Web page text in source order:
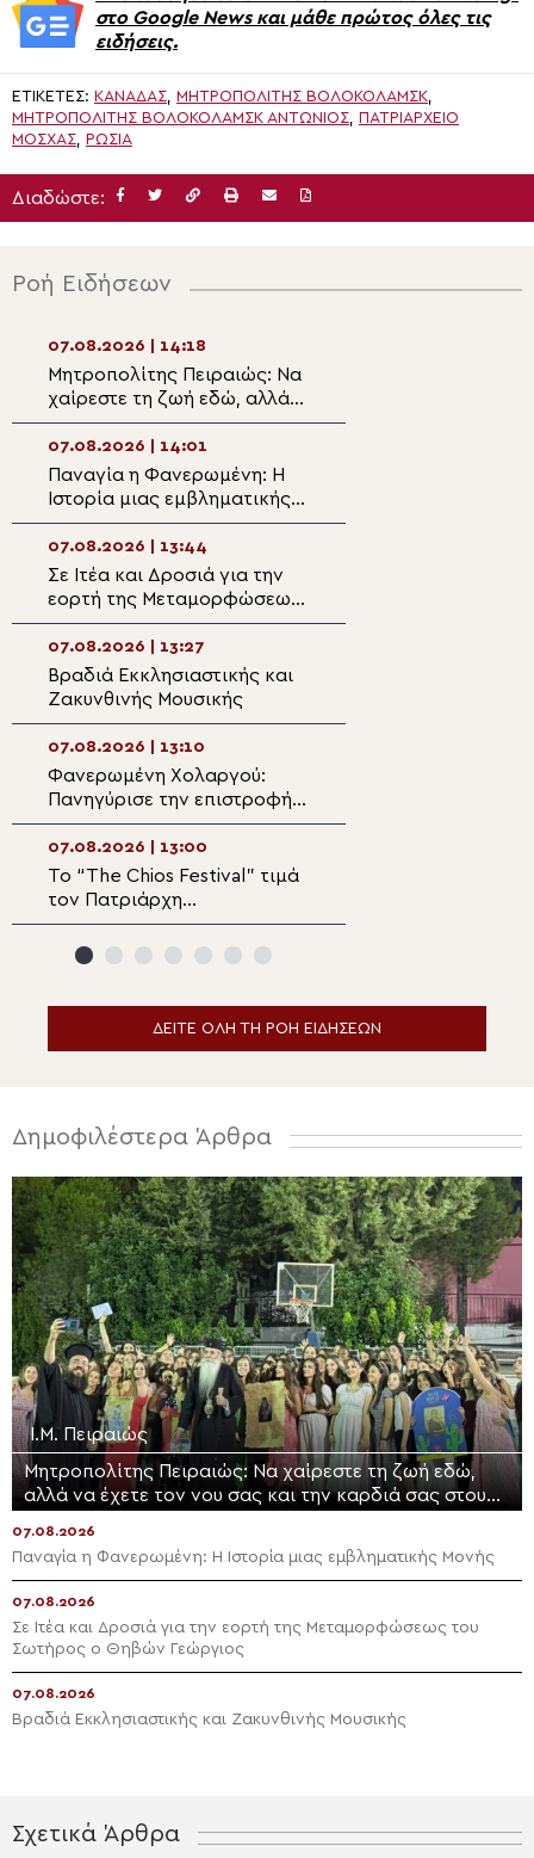
στο Google News και μάθε πρώτος όλες τις
ειδήσεις.
ΕΤΙΚΈΤΕΣ: ΚΑΝΑΔΆΣ, ΜΗΤΡΟΠΟΛΊΤΗΣ ΒΟΛΟΚΟΛΑΜΣΚ,
ΜΗΤΡΟΠΟΛΊΤΗΣ ΒΟΛΟΚΟΛΆΜΣΚ ΑΝΤΏΝΙΟΣ, ΠΑΤΡΙΑΡΧΕΊΟ
ΜΌΣΧΑΣ, ΡΩΣΊΑ
Διαδώστε:
Ροή Ειδήσεων
07.08.2026 | 14:18
Μητροπολίτης Πειραιώς: Να
χαίρεστε τη ζωή εδώ, αλλά
να έχετε τον νου σας και την
καρδιά σας στους ουρανούς
07.08.2026 | 14:01
Παναγία η Φανερωμένη: Η
Ιστορία μιας εμβληματικής
Μονής
07.08.2026 | 13:44
Σε Ιτέα και Δροσιά για την
εορτή της Μεταμορφώσεως
του Σωτήρος ο Θηβών
Γεώργιος
07.08.2026 | 13:27
Βραδιά Εκκλησιαστικής και
Ζακυνθινής Μουσικής
07.08.2026 | 13:10
Φανερωμένη Χολαργού:
Πανηγύρισε την επιστροφή
της παλαιάς ιεράς
Λειψανοθήκης – Πάνδημη
υποδοχή παρουσία του
Επισκόπου Χριστουπόλεως
07.08.2026 | 13:00
Το “The Chios Festival” τιμά
τον Πατριάρχη
Αλεξανδρείας Θεόδωρο Β΄
ΔΕΙΤΕ ΟΛΗ ΤΗ ΡΟΗ ΕΙΔΗΣΕΩΝ
Δημοφιλέστερα Άρθρα
Ι.Μ. Πειραιώς
Μητροπολίτης Πειραιώς: Να χαίρεστε τη ζωή εδώ,
αλλά να έχετε τον νου σας και την καρδιά σας στους
07.08.2026
Παναγία η Φανερωμένη: Η Ιστορία μιας εμβληματικής Μονής
07.08.2026
Σε Ιτέα και Δροσιά για την εορτή της Μεταμορφώσεως του
Σωτήρος ο Θηβών Γεώργιος
07.08.2026
Βραδιά Εκκλησιαστικής και Ζακυνθινής Μουσικής
Σχετικά Άρθρα